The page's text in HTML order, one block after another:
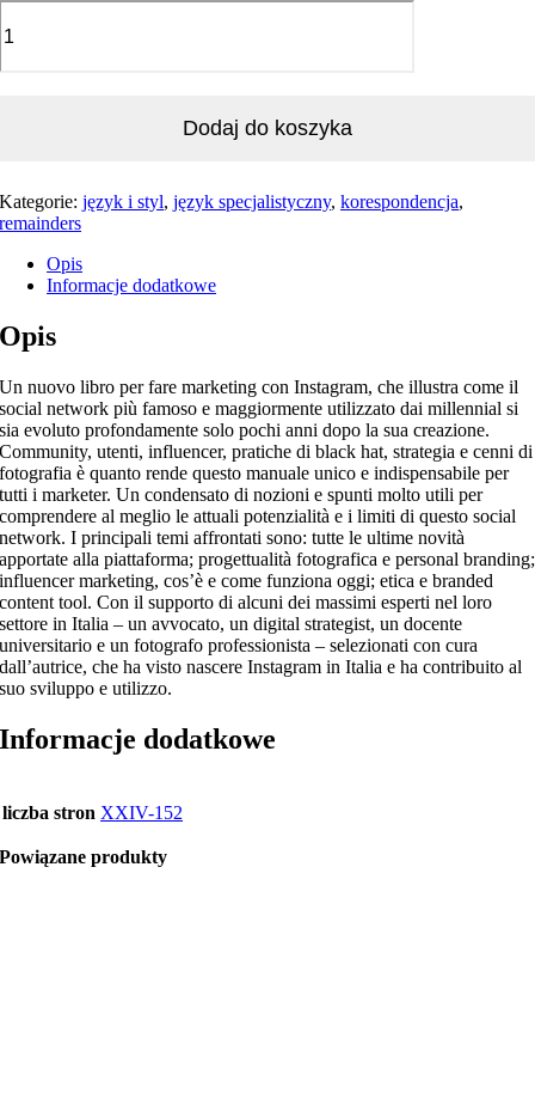
Dodaj do koszyka
Kategorie:język i styl,język specjalistyczny,korespondencja,
remainders
Opis
Informacje dodatkowe
Opis
Un nuovo libro per fare marketing con Instagram, che illustra come il
social network più famoso e maggiormente utilizzato dai millennial si
sia evoluto profondamente solo pochi anni dopo la sua creazione.
Community, utenti, influencer, pratiche di black hat, strategia e cenni di
fotografia è quanto rende questo manuale unico e indispensabile per
tutti i marketer. Un condensato di nozioni e spunti molto utili per
comprendere al meglio le attuali potenzialità e i limiti di questo social
network. I principali temi affrontati sono: tutte le ultime novità
apportate alla piattaforma; progettualità fotografica e personal branding;
influencer marketing, cos’è e come funziona oggi; etica e branded
content tool. Con il supporto di alcuni dei massimi esperti nel loro
settore in Italia – un avvocato, un digital strategist, un docente
universitario e un fotografo professionista – selezionati con cura
dall’autrice, che ha visto nascere Instagram in Italia e ha contribuito al
suo sviluppo e utilizzo.
Informacje dodatkowe
liczba stron XXIV-152
Powiązane produkty